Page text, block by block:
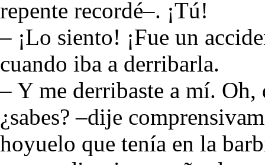
repente recordé–. ¡Tú!
– ¡Lo siento! ¡Fue un
cuando iba a derribarla.
– Y me derribaste a mí.
¿sabes? –dije
hoyuelo que tenía en la